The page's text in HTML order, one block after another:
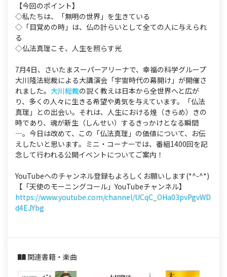
【今回のポイント】
◇私たちは、「無明の世界」を生きている
◇「目覚めの時」は、仏の計らいとして全ての人に与えられ
る
◇仏法真理こそ、人生を照らす光
7月4日、さいたまスーパーアリーナで、幸福の科学グループ
大川隆法総裁による大講演会「宇宙時代の幕開け」が開催さ
れました。 大川総裁の説く教えは日本から全世界へと広が
り、多くの人々に生きる希望や勇気を与えています。「仏法
真理」との出会い。それは、人生における煌（きらめ）きの
時であり、魂が新生（しんせい）するきっかけとなる瞬間
—。今日は改めて、この「仏法真理」の価値について、お伝
えしたいと思います。ミニ・コーナーでは、番組1400回を記
念して行われる公開イベントについてご案内！
YouTubeへのチャンネル登録もよろしくお願いします(*^-^*)
【「天使のモーニングコール」YouTubeチャンネル】
https://www.youtube.com/channel/UCqC_OHa03pvPgvWD
d4EJYbg
関連書籍・楽曲